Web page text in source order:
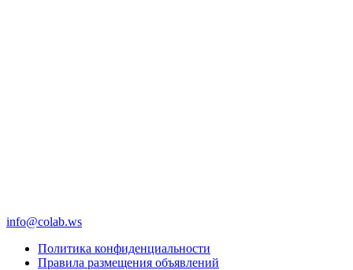
info@colab.ws
Политика конфиденциальности
Правила размещения объявлений